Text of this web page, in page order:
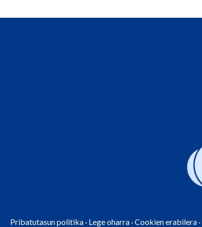
Pribatutasun politika · Lege oharra ·Cookien erabilera ·